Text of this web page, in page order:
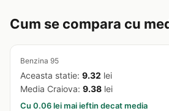
Cum se compara cu
Benzina 95
Aceasta statie: 9.32 lei
Media Craiova: 9.38 lei
Cu 0.06 lei mai ieftin decat media